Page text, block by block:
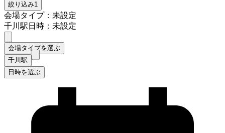
絞り込み1
会場タイプ：未設定
千川駅日時：未設定
会場タイプを選ぶ
千川駅
日時を選ぶ